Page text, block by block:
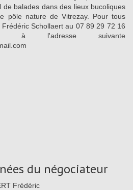
de balades dans des lieux bucoliques
pôle nature de Vitrezay. Pour tous
Schollaert au 07 89 29 72 16
à l'adresse suivante
du négociateur
Frédéric